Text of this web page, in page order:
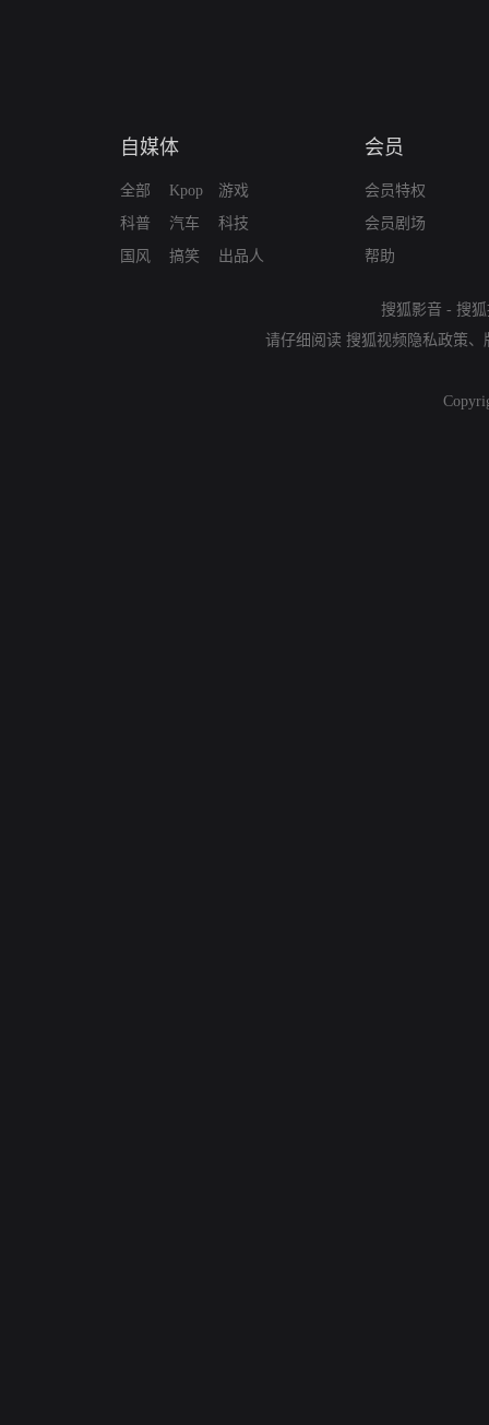
自媒体
全部
科普
国风
Kpop
汽车
搞笑
游戏
科技
出品人
会员
会员特权
会员剧场
帮助
搜狐影音 - 搜
请仔细阅读 搜狐视频隐私政策、